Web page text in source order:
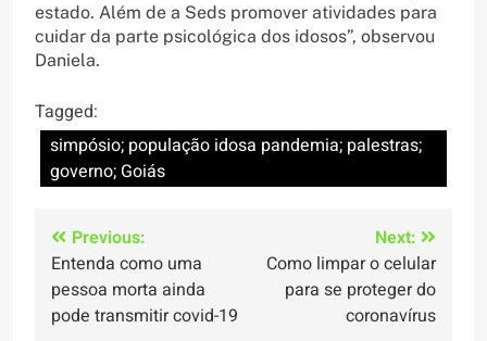
estado. Além de a Seds promover atividades para
cuidar da parte psicológica dos idosos”, observou
Daniela.
Tagged:
simpósio; população idosa pandemia; palestras;
governo; Goiás
Navegação
de
Post
Previous:
Entenda como uma
pessoa morta ainda
pode transmitir covid-19
Next:
Como limpar o celular
para se proteger do
coronavírus